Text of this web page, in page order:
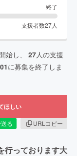
終了
支援者数27人
始し、 27人の支援
に募集を終了しま
ほしい
る
URLコピー
行っております大